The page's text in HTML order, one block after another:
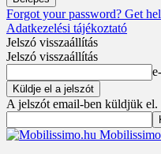
Forgot your password? Get
Adatkezelési tájékoztató
Jelszó visszaállítás
Jelszó visszaállítás
A jelszót email-ben küldjük el.